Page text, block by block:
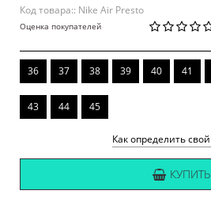
Код товара:: Nike Air Presto
Оценка покупателей
36 37 38 39 40 41
43 44 45
Как определить
КУПИТЬ